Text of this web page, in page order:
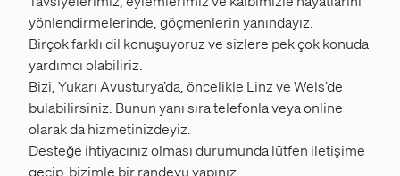
yönlendirmelerinde, göçmenlerin yanındayız.
Birçok farklı dil konuşuyoruz ve sizlere pek çok konuda
yardımcı olabiliriz.
Bizi, Yukarı Avusturya’da, öncelikle Linz ve Wels’de
bulabilirsiniz. Bunun yanı sıra telefonla veya online
olarak da hizmetinizdeyiz.
Desteğe ihtiyacınız olması durumunda lütfen iletişime
geçip, bizimle bir randevu yapınız.